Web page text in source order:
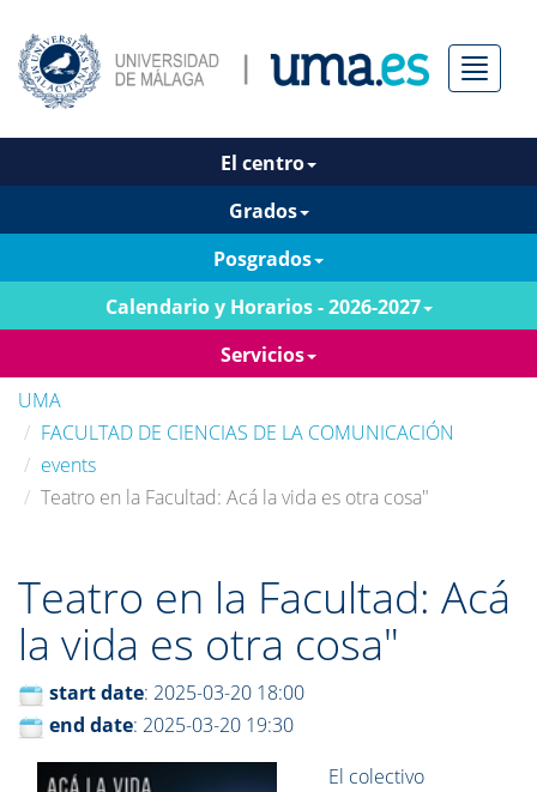
Menú
El centro
Grados
Posgrados
Calendario y Horarios - 2026-2027
Servicios
UMA
FACULTAD DE CIENCIAS DE LA COMUNICACIÓN
events
Teatro en la Facultad: Acá la vida es otra cosa"
Teatro en la Facultad: Acá
la vida es otra cosa"
start date: 2025-03-20 18:00
end date: 2025-03-20 19:30
El colectivo